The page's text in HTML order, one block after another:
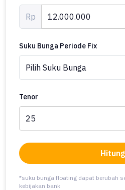
Rp
Suku Bunga Periode Fix
Tenor
Hitung
*suku bunga floating dapat berubah
kebijakan bank